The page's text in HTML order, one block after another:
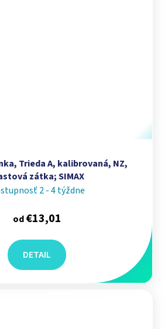
Trieda A, kalibrovaná, NZ,
zátka; SIMAX
2 - 4 týždne
od€13,01
DETAIL